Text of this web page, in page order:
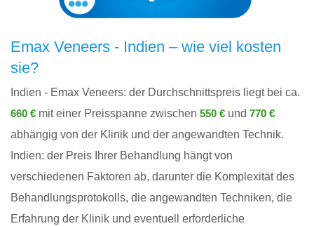
Emax Veneers - Indien – wie viel kosten
sie?
Indien - Emax Veneers: der Durchschnittspreis liegt bei ca.
660 € mit einer Preisspanne zwischen 550 € und 770 €
abhängig von der Klinik und der angewandten Technik.
Indien: der Preis Ihrer Behandlung hängt von
verschiedenen Faktoren ab, darunter die Komplexität des
Behandlungsprotokolls, die angewandten Techniken, die
Erfahrung der Klinik und eventuell erforderliche